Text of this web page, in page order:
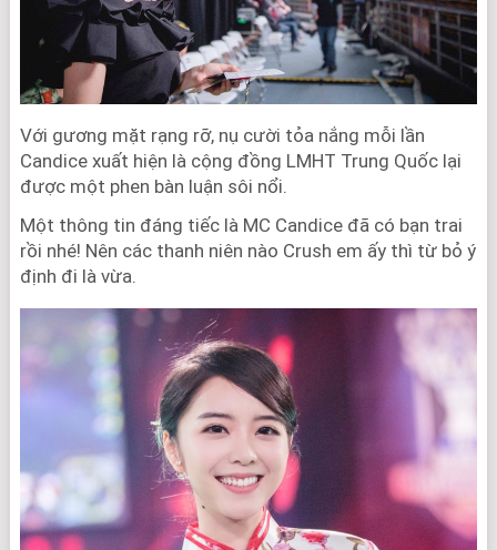
Với gương mặt rạng rỡ, nụ cười tỏa nắng mỗi lần
Candice xuất hiện là cộng đồng LMHT Trung Quốc lại
được một phen bàn luận sôi nổi.
Một thông tin đáng tiếc là MC Candice đã có bạn trai
rồi nhé! Nên các thanh niên nào Crush em ấy thì từ bỏ ý
định đi là vừa.